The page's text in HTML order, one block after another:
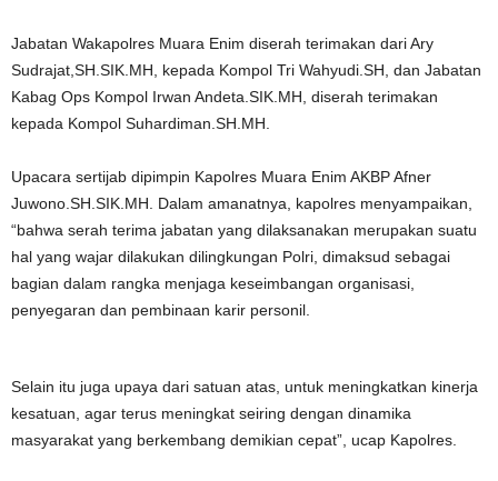
Jabatan Wakapolres Muara Enim diserah terimakan dari Ary
Sudrajat,SH.SIK.MH, kepada Kompol Tri Wahyudi.SH, dan Jabatan
Kabag Ops Kompol Irwan Andeta.SIK.MH, diserah terimakan
kepada Kompol Suhardiman.SH.MH.
Upacara sertijab dipimpin Kapolres Muara Enim AKBP Afner
Juwono.SH.SIK.MH. Dalam amanatnya, kapolres menyampaikan,
“bahwa serah terima jabatan yang dilaksanakan merupakan suatu
hal yang wajar dilakukan dilingkungan Polri, dimaksud sebagai
bagian dalam rangka menjaga keseimbangan organisasi,
penyegaran dan pembinaan karir personil.
Selain itu juga upaya dari satuan atas, untuk meningkatkan kinerja
kesatuan, agar terus meningkat seiring dengan dinamika
masyarakat yang berkembang demikian cepat”, ucap Kapolres.